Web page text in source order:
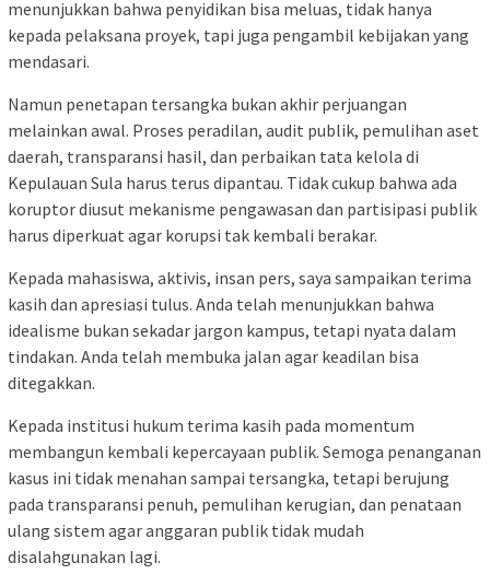
menunjukkan bahwa penyidikan bisa meluas, tidak hanya
kepada pelaksana proyek, tapi juga pengambil kebijakan yang
mendasari.
Namun penetapan tersangka bukan akhir perjuangan
melainkan awal. Proses peradilan, audit publik, pemulihan aset
daerah, transparansi hasil, dan perbaikan tata kelola di
Kepulauan Sula harus terus dipantau. Tidak cukup bahwa ada
koruptor diusut mekanisme pengawasan dan partisipasi publik
harus diperkuat agar korupsi tak kembali berakar.
Kepada mahasiswa, aktivis, insan pers, saya sampaikan terima
kasih dan apresiasi tulus. Anda telah menunjukkan bahwa
idealisme bukan sekadar jargon kampus, tetapi nyata dalam
tindakan. Anda telah membuka jalan agar keadilan bisa
ditegakkan.
Kepada institusi hukum terima kasih pada momentum
membangun kembali kepercayaan publik. Semoga penanganan
kasus ini tidak menahan sampai tersangka, tetapi berujung
pada transparansi penuh, pemulihan kerugian, dan penataan
ulang sistem agar anggaran publik tidak mudah
disalahgunakan lagi.